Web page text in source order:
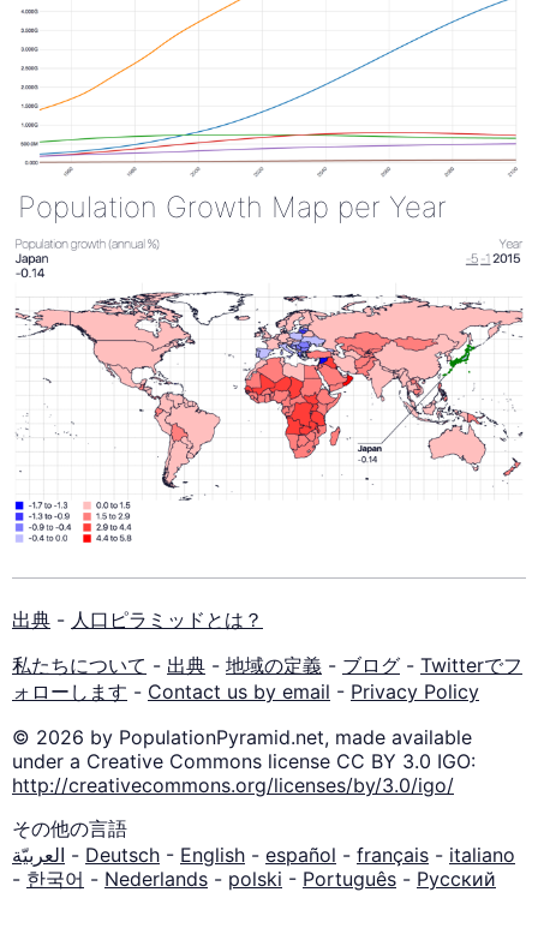
Population Growth Map per Year
出典 - 人口ピラミッドとは？
私たちについて - 出典 - 地域の定義 - ブログ - Twitterでフ
ォローします - Contact us by email - Privacy Policy
© 2026 by PopulationPyramid.net, made available
under a Creative Commons license CC BY 3.0 IGO:
http://creativecommons.org/licenses/by/3.0/igo/
その他の言語
العربيّة - Deutsch - English - español - français - italiano
- 한국어 - Nederlands - polski - Português - Русский